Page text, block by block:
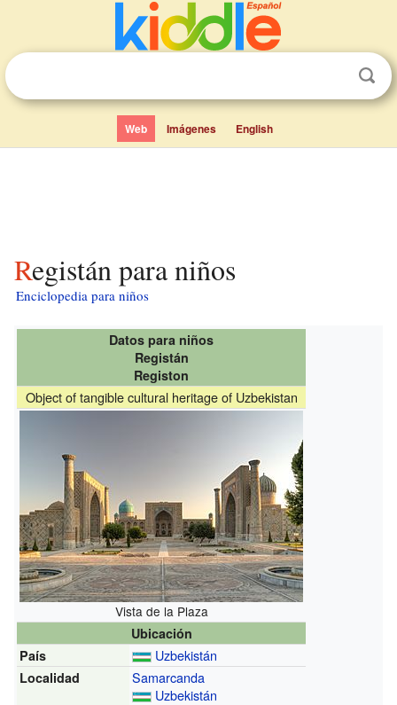
Web Imágenes English
Registán para niños
Enciclopedia para niños
Datos para niños
Registán
Registon
Object of tangible cultural heritage of Uzbekistan
Vista de la Plaza
Ubicación
País
Uzbekistán
Localidad
Samarcanda
Uzbekistán